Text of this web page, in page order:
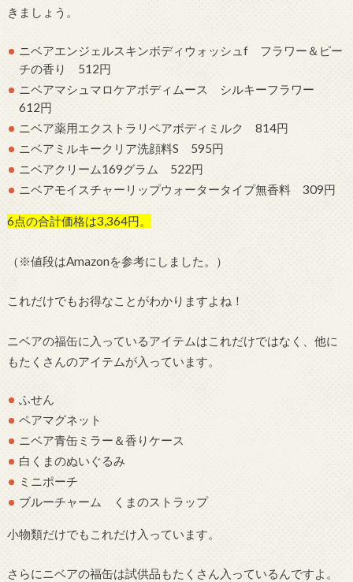
きましょう。
ニベアエンジェルスキンボディウォッシュf フラワー＆ピー
チの香り 512円
ニベアマシュマロケアボディムース シルキーフラワー
612円
ニベア薬用エクストラリペアボディミルク 814円
ニベアミルキークリア洗顔料S 595円
ニベアクリーム169グラム 522円
ニベアモイスチャーリップウォータータイプ無香料 309円
6点の合計価格は3,364円。
（※値段はAmazonを参考にしました。）
これだけでもお得なことがわかりますよね！
ニベアの福缶に入っているアイテムはこれだけではなく、他に
もたくさんのアイテムが入っています。
ふせん
ペアマグネット
ニベア青缶ミラー＆香りケース
白くまのぬいぐるみ
ミニポーチ
ブルーチャーム くまのストラップ
小物類だけでもこれだけ入っています。
さらにニベアの福缶は試供品もたくさん入っているんですよ。